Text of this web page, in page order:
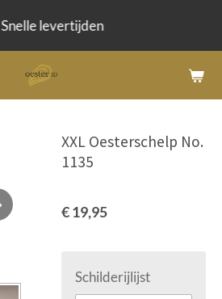
Snelle levertijden
XXL Oesterschelp No.
1135
€ 19,95
Schilderijlijst